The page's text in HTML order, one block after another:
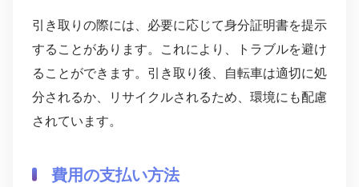
引き取りの際には、必要に応じて身分証明書を提示
することがあります。これにより、トラブルを避け
ることができます。引き取り後、自転車は適切に処
分されるか、リサイクルされるため、環境にも配慮
されています。
費用の支払い方法